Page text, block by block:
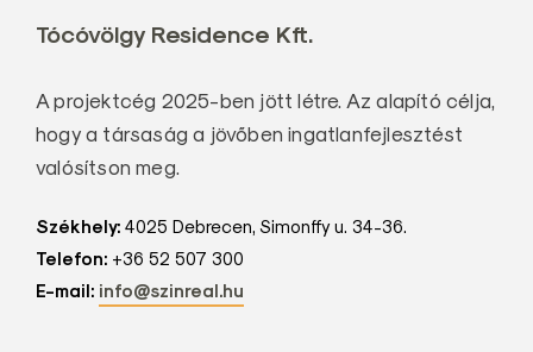
Tócóvölgy Residence Kft.
A projektcég 2025-ben jött létre. Az alapító célja,
hogy a társaság a jövőben ingatlanfejlesztést
valósítson meg.
Székhely: 4025 Debrecen, Simonffy u. 34-36.
Telefon: +36 52 507 300
E-mail: info@szinreal.hu